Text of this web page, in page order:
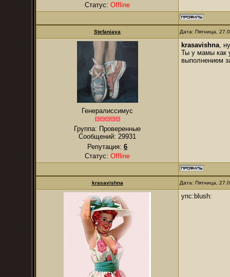
Статус: Offline
Stefaniaya Дата: Пятница,
Генералиссимус
Группа: Проверенные
Сообщений: 29931
Репутация: 6
Статус: Offline
krasavishna,
Ты у мамы как
выполнением
krasavishna Дата: Пятница,
упс:blush: